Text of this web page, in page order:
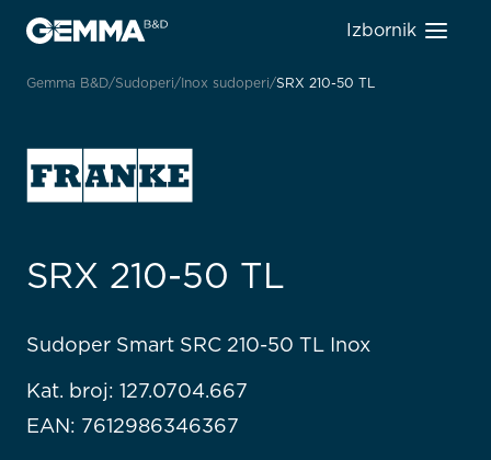
Izbornik
Gemma B&D Sudoperi Inox sudoperi SRX 210-50 TL
SRX 210-50 TL
Sudoper Smart SRC 210-50 TL Inox
Kat. broj: 127.0704.667
EAN: 7612986346367